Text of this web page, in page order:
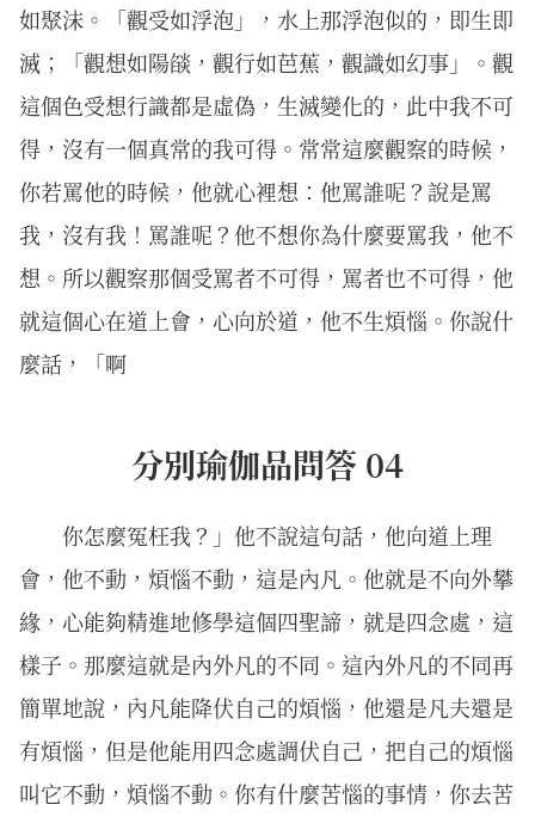
如聚沫。「觀受如浮泡」，水上那浮泡似的，即生即
滅；「觀想如陽燄，觀行如芭蕉，觀識如幻事」。觀
這個色受想行識都是虛偽，生滅變化的，此中我不可
得，沒有一個真常的我可得。常常這麼觀察的時候，
你若罵他的時候，他就心裡想：他罵誰呢？說是罵
我，沒有我！罵誰呢？他不想你為什麼要罵我，他不
想。所以觀察那個受罵者不可得，罵者也不可得，他
就這個心在道上會，心向於道，他不生煩惱。你說什
麼話，「啊
分別瑜伽品問答 04
你怎麼冤枉我？」他不說這句話，他向道上理
會，他不動，煩惱不動，這是內凡。他就是不向外攀
緣，心能夠精進地修學這個四聖諦，就是四念處，這
樣子。那麼這就是內外凡的不同。這內外凡的不同再
簡單地說，內凡能降伏自己的煩惱，他還是凡夫還是
有煩惱，但是他能用四念處調伏自己，把自己的煩惱
叫它不動，煩惱不動。你有什麼苦惱的事情，你去苦